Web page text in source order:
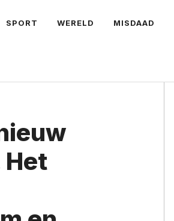
SPORT WERELD MISDAAD